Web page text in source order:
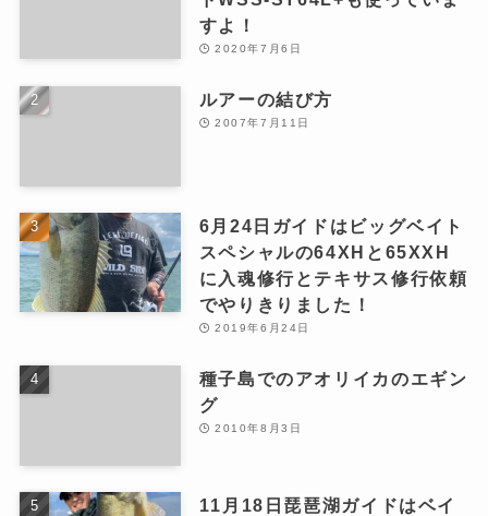
すよ！
2020年7月6日
ルアーの結び方
2007年7月11日
6月24日ガイドはビッグベイト
スペシャルの64XHと65XXH
に入魂修行とテキサス修行依頼
でやりきりました！
2019年6月24日
種子島でのアオリイカのエギン
グ
2010年8月3日
11月18日琵琶湖ガイドはベイ